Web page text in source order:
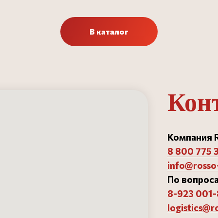
В каталог
Компания
8 800 775
По
8-923
Готовые проекты